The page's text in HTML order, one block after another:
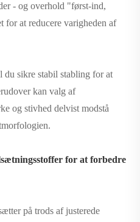
- og overhold "først-ind,
at reducere varigheden af
du sikre stabil stabling for at
kan valg af
og stivhed delvist modstå
for at forbedre
på trods af justerede